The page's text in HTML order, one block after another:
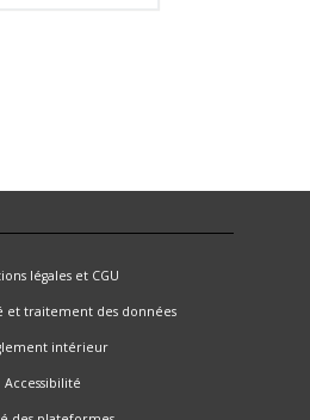
légales et CGU
et traitement des données
intérieur
Accessibilité